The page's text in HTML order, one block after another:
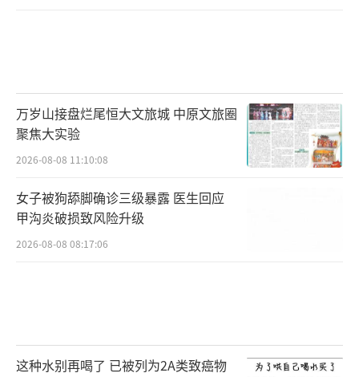
万岁山接盘烂尾恒大文旅城 中原文旅圈
聚焦大实验
2026-08-08 11:10:08
女子被狗舔脚确诊三级暴露 医生回应
甲沟炎破损致风险升级
2026-08-08 08:17:06
这种水别再喝了 已被列为2A类致癌物